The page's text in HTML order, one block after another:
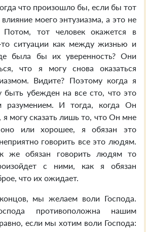
что произошло бы, если бы тот
моего энтузиазма, а это не
Потом, тот человек окажется в
ситуации как между жизнью и
была бы их уверенность? Они
что я могу снова оказаться
Видите? Поэтому когда я
быть убежден на все сто, что это
разумением. И тогда, когда Он
я могу сказать лишь то, что Он мне
или хорошее, я обязан это
говорить все это людям.
же обязан говорить людям то
с ними, как я обязан
что их ожидает.
мы желаем воли Господа.
противоположна нашим
если мы хотим воли Господа: